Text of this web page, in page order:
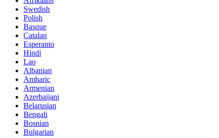
Swedish
Polish
Basque
Catalan
Esperanto
Hindi
Lao
Albanian
Amharic
Armenian
Azerbaijani
Belarusian
Bengali
Bosnian
Bulgarian